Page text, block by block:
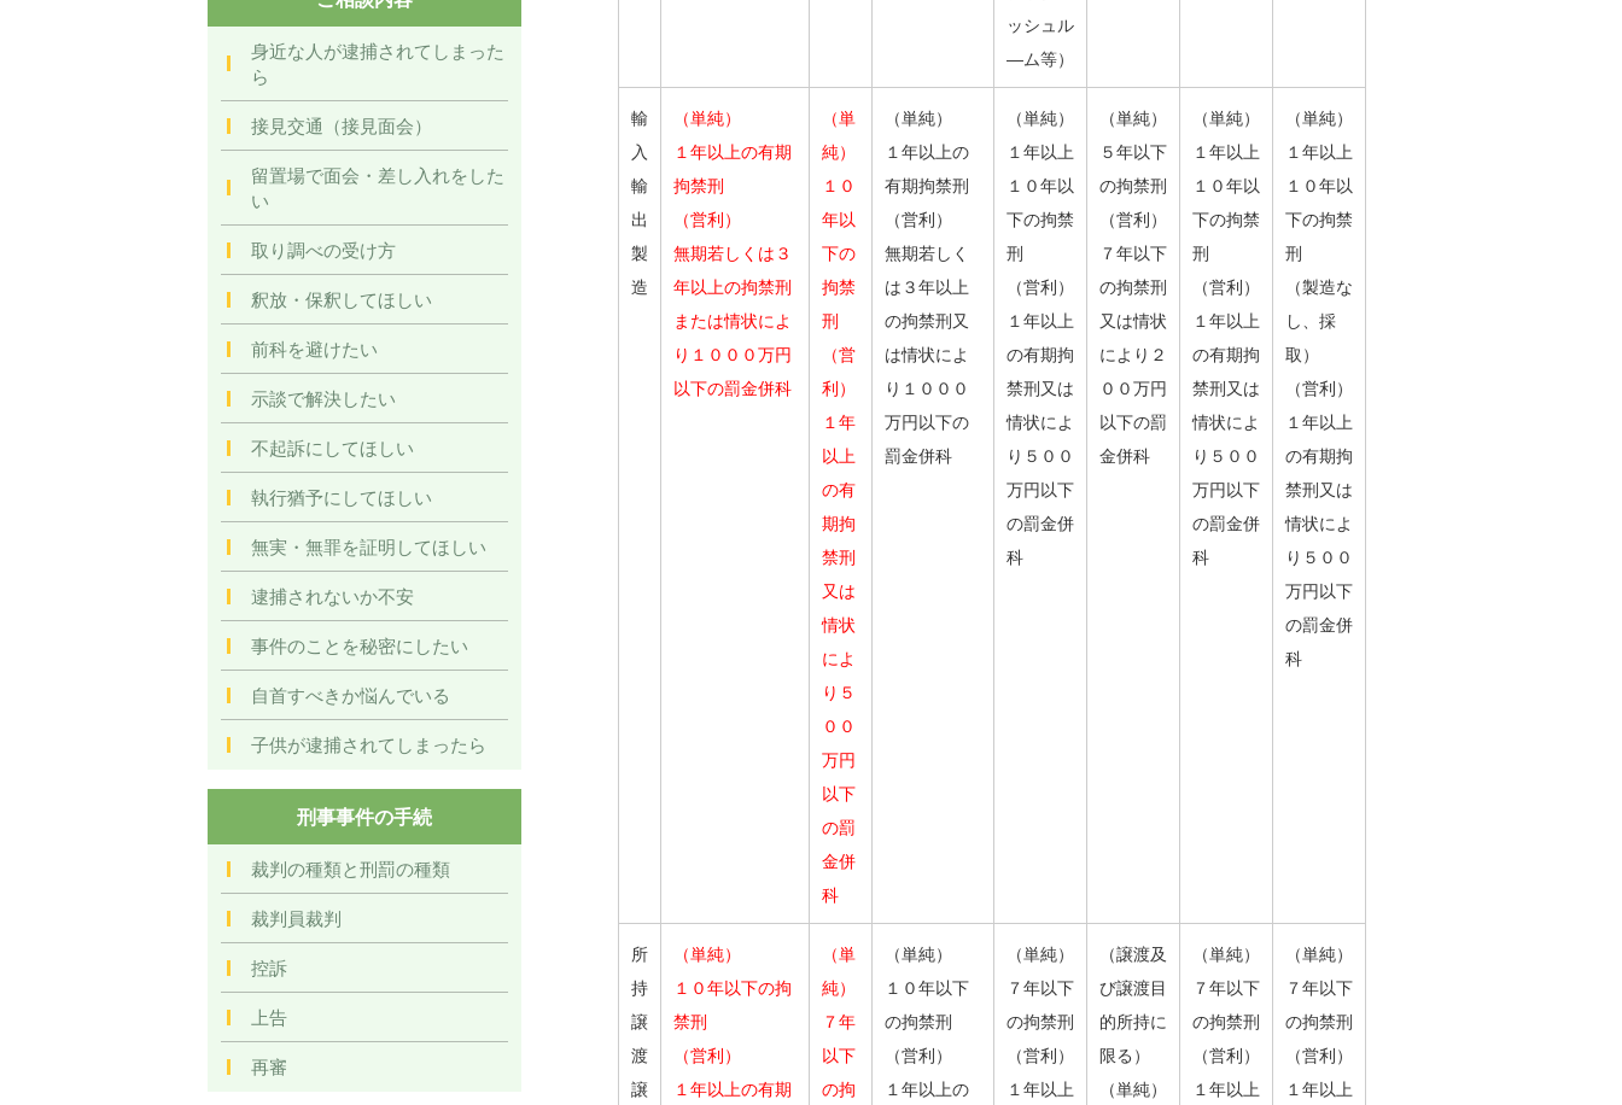
ッシュル
―ム等）
輸
入
輸
出
製
造
（単純）
１年以上の有期
拘禁刑
（営利）
無期若しくは３
年以上の拘禁刑
または情状によ
り１０００万円
以下の罰金併科
（単
純）
１０
年以
下の
拘禁
刑
（営
利）
１年
以上
の有
期拘
禁刑
又は
情状
によ
り５
００
万円
以下
の罰
金併
科
（単純）
１年以上の
有期拘禁刑
（営利）
無期若しく
は３年以上
の拘禁刑又
は情状によ
り１０００
万円以下の
罰金併科
（単純）
１年以上
１０年以
下の拘禁
刑
（営利）
１年以上
の有期拘
禁刑又は
情状によ
り５００
万円以下
の罰金併
科
（単純）
５年以下
の拘禁刑
（営利）
７年以下
の拘禁刑
又は情状
により２
００万円
以下の罰
金併科
（単純）
１年以上
１０年以
下の拘禁
刑
（営利）
１年以上
の有期拘
禁刑又は
情状によ
り５００
万円以下
の罰金併
科
（単純）
１年以上
１０年以
下の拘禁
刑
（製造な
し、採
取）
（営利）
１年以上
の有期拘
禁刑又は
情状によ
り５００
万円以下
の罰金併
科
所
持
譲
渡
譲
（単純）
１０年以下の拘
禁刑
（営利）
１年以上の有期
（単
純）
７年
以下
の拘
（単純）
１０年以下
の拘禁刑
（営利）
１年以上の
（単純）
７年以下
の拘禁刑
（営利）
１年以上
（譲渡及
び譲渡目
的所持に
限る）
（単純）
（単純）
７年以下
の拘禁刑
（営利）
１年以上
（単純）
７年以下
の拘禁刑
（営利）
１年以上
身近な人が逮捕されてしまった
ら
接見交通（接見面会）
留置場で面会・差し入れをした
い
取り調べの受け方
釈放・保釈してほしい
前科を避けたい
示談で解決したい
不起訴にしてほしい
執行猶予にしてほしい
無実・無罪を証明してほしい
逮捕されないか不安
事件のことを秘密にしたい
自首すべきか悩んでいる
子供が逮捕されてしまったら
刑事事件の手続
裁判の種類と刑罰の種類
裁判員裁判
控訴
上告
再審